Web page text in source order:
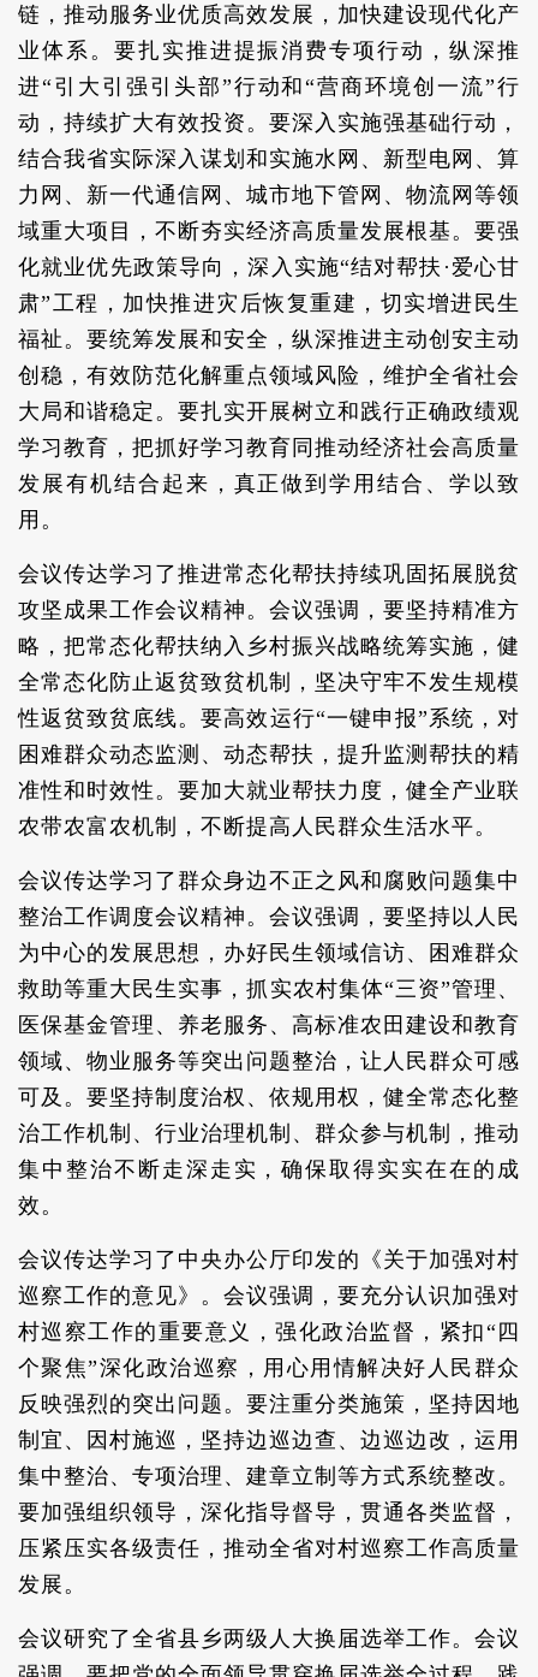
链，推动服务业优质高效发展，加快建设现代化产
业体系。要扎实推进提振消费专项行动，纵深推
进“引大引强引头部”行动和“营商环境创一流”行
动，持续扩大有效投资。要深入实施强基础行动，
结合我省实际深入谋划和实施水网、新型电网、算
力网、新一代通信网、城市地下管网、物流网等领
域重大项目，不断夯实经济高质量发展根基。要强
化就业优先政策导向，深入实施“结对帮扶·爱心甘
肃”工程，加快推进灾后恢复重建，切实增进民生
福祉。要统筹发展和安全，纵深推进主动创安主动
创稳，有效防范化解重点领域风险，维护全省社会
大局和谐稳定。要扎实开展树立和践行正确政绩观
学习教育，把抓好学习教育同推动经济社会高质量
发展有机结合起来，真正做到学用结合、学以致
用。
会议传达学习了推进常态化帮扶持续巩固拓展脱贫
攻坚成果工作会议精神。会议强调，要坚持精准方
略，把常态化帮扶纳入乡村振兴战略统筹实施，健
全常态化防止返贫致贫机制，坚决守牢不发生规模
性返贫致贫底线。要高效运行“一键申报”系统，对
困难群众动态监测、动态帮扶，提升监测帮扶的精
准性和时效性。要加大就业帮扶力度，健全产业联
农带农富农机制，不断提高人民群众生活水平。
会议传达学习了群众身边不正之风和腐败问题集中
整治工作调度会议精神。会议强调，要坚持以人民
为中心的发展思想，办好民生领域信访、困难群众
救助等重大民生实事，抓实农村集体“三资”管理、
医保基金管理、养老服务、高标准农田建设和教育
领域、物业服务等突出问题整治，让人民群众可感
可及。要坚持制度治权、依规用权，健全常态化整
治工作机制、行业治理机制、群众参与机制，推动
集中整治不断走深走实，确保取得实实在在的成
效。
会议传达学习了中央办公厅印发的《关于加强对村
巡察工作的意见》。会议强调，要充分认识加强对
村巡察工作的重要意义，强化政治监督，紧扣“四
个聚焦”深化政治巡察，用心用情解决好人民群众
反映强烈的突出问题。要注重分类施策，坚持因地
制宜、因村施巡，坚持边巡边查、边巡边改，运用
集中整治、专项治理、建章立制等方式系统整改。
要加强组织领导，深化指导督导，贯通各类监督，
压紧压实各级责任，推动全省对村巡察工作高质量
发展。
会议研究了全省县乡两级人大换届选举工作。会议